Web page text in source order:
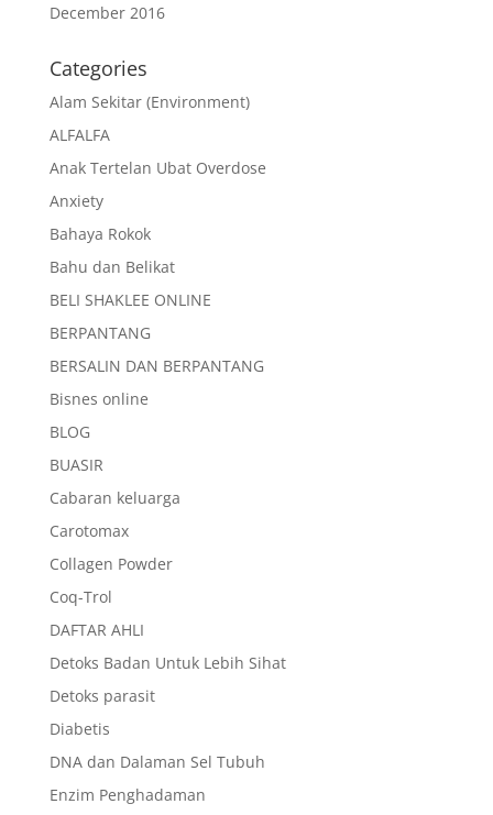
December 2016
Categories
Alam Sekitar (Environment)
ALFALFA
Anak Tertelan Ubat Overdose
Anxiety
Bahaya Rokok
Bahu dan Belikat
BELI SHAKLEE ONLINE
BERPANTANG
BERSALIN DAN BERPANTANG
Bisnes online
BLOG
BUASIR
Cabaran keluarga
Carotomax
Collagen Powder
Coq-Trol
DAFTAR AHLI
Detoks Badan Untuk Lebih Sihat
Detoks parasit
Diabetis
DNA dan Dalaman Sel Tubuh
Enzim Penghadaman